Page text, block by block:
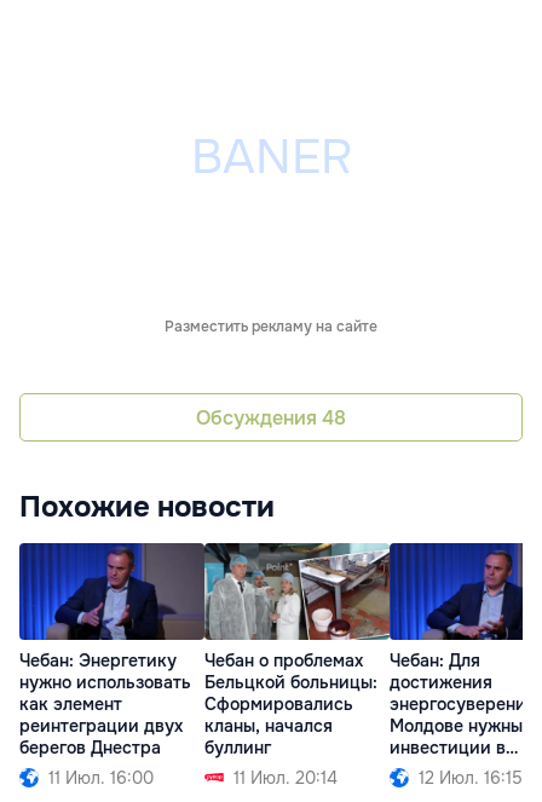
Разместить рекламу на сайте
Обсуждения 48
Похожие новости
Чебан: Энергетику
нужно использовать
как элемент
реинтеграции двух
берегов Днестра
11 Июл. 16:00
Чебан о проблемах
Бельцкой больницы:
Сформировались
кланы, начался
буллинг
11 Июл. 20:14
Чебан: Для
достижения
Молдове нужны
инвестиции в
миллиарды евро
12 Июл. 16:15